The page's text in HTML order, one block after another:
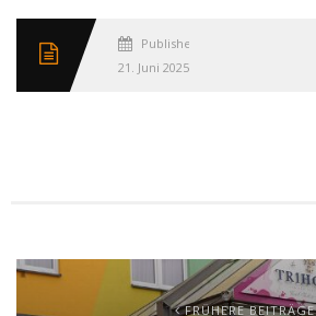
Published
21. Juni 2025
FRÜHERE BEITRÄGE